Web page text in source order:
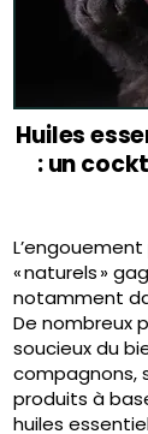
Huiles
: un
« naturels »
notamment
De nombreux
soucieux du
compagnons,
produits à
huiles